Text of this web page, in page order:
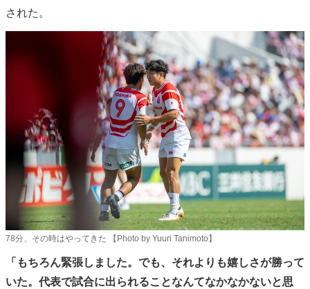
された。
78分、その時はやってきた 【Photo by Yuuri Tanimoto】
「もちろん緊張しました。でも、それよりも嬉しさが勝って
いた。代表で試合に出られることなんてなかなかないと思